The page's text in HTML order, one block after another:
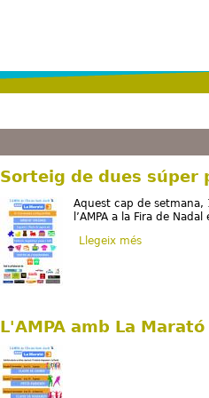
Sorteig de dues súper
Aquest cap de setmana,
l’AMPA a la Fira de
Llegeix més
L'AMPA amb La Marató